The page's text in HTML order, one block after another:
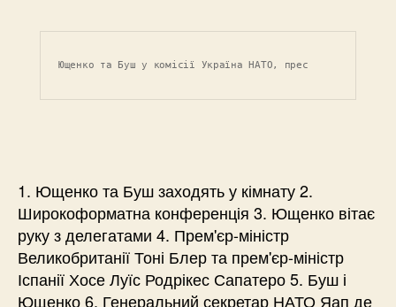
Ющенко та Буш у комісії Україна НАТО, прес
1. Ющенко та Буш заходять у кімнату 2.
Широкоформатна конференція 3. Ющенко вітає
руку з делегатами 4. Прем'єр-міністр
Великобританії Тоні Блер та прем'єр-міністр
Іспанії Хосе Луїс Родрікес Сапатеро 5. Буш і
Ющенко 6. Генеральний секретар НАТО Яап де